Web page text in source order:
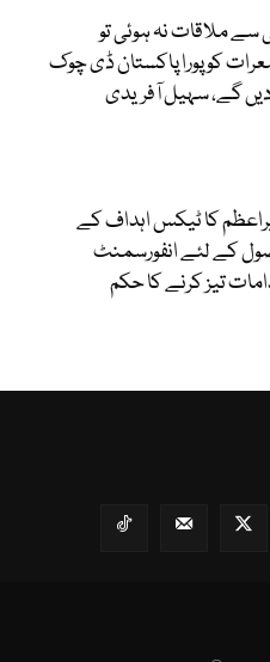
سے ملاقات نہ ہوئی تو
کو پورا پاکستان ڈی چوک
گے، سہیل آفریدی
کا ٹیکس اہداف کے
کے لئے انفورسمنٹ
تیز کرنے کا حکم